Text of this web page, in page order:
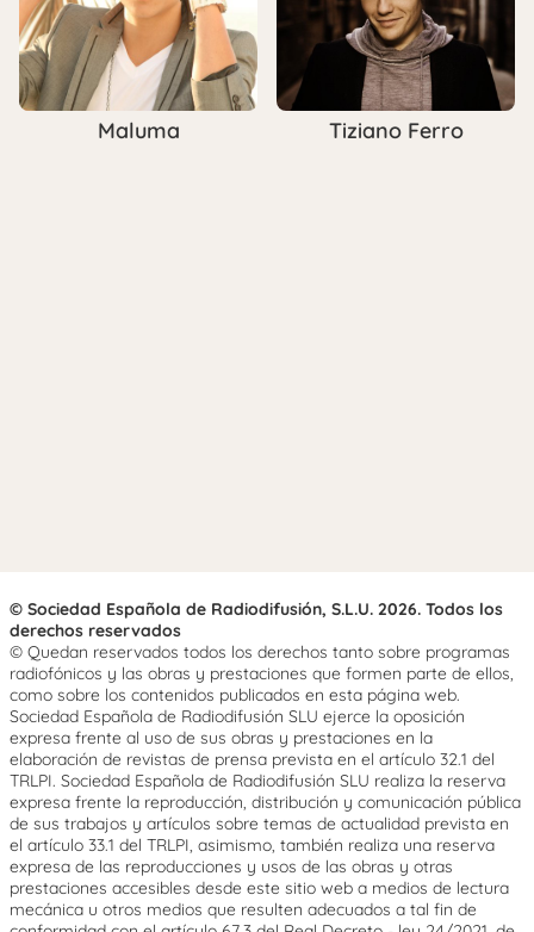
Maluma Tiziano Ferro
© Sociedad Española de Radiodifusión, S.L.U. 2026. Todos los
derechos reservados
© Quedan reservados todos los derechos tanto sobre programas
radiofónicos y las obras y prestaciones que formen parte de ellos,
como sobre los contenidos publicados en esta página web.
Sociedad Española de Radiodifusión SLU ejerce la oposición
expresa frente al uso de sus obras y prestaciones en la
elaboración de revistas de prensa prevista en el artículo 32.1 del
TRLPI. Sociedad Española de Radiodifusión SLU realiza la reserva
expresa frente la reproducción, distribución y comunicación pública
de sus trabajos y artículos sobre temas de actualidad prevista en
el artículo 33.1 del TRLPI, asimismo, también realiza una reserva
expresa de las reproducciones y usos de las obras y otras
prestaciones accesibles desde este sitio web a medios de lectura
mecánica u otros medios que resulten adecuados a tal fin de